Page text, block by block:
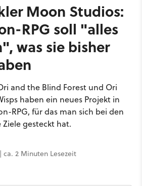
Moon Studios:
RPG soll "alles
was sie bisher
and the Blind Forest und Ori
haben ein neues Projekt in
RPG, für das man sich bei den
gesteckt hat.
ca. 2 Minuten Lesezeit